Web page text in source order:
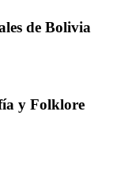
de Bolivia
y Folklore